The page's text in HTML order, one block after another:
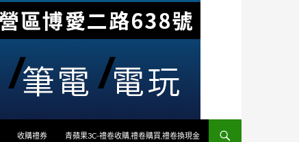
收購禮券 青蘋果3C-禮卷收購,禮卷購買,禮卷換現金